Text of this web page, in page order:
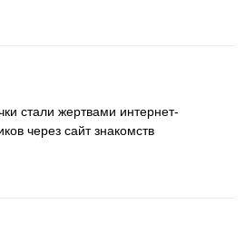
стали жертвами интернет-
через сайт знакомств